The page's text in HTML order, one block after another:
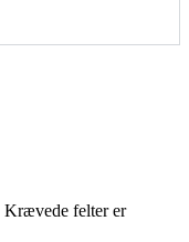
Krævede felter er